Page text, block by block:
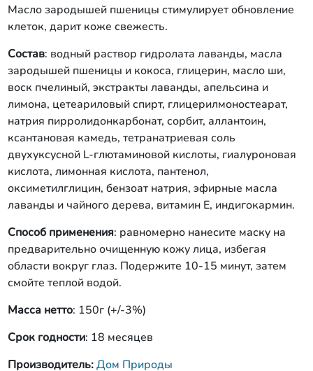
Масло зародышей пшеницы стимулирует обновление
клеток, дарит коже свежесть.
Состав: водный раствор гидролата лаванды, масла
зародышей пшеницы и кокоса, глицерин, масло ши,
воск пчелиный, экстракты лаванды, апельсина и
лимона, цетеариловый спирт, глицерилмоностеарат,
натрия пирролидонкарбонат, сорбит, аллантоин,
ксантановая камедь, тетранатриевая соль
двухуксусной L-глютаминовой кислоты, гиалуроновая
кислота, лимонная кислота, пантенол,
оксиметилглицин, бензоат натрия, эфирные масла
лаванды и чайного дерева, витамин Е, индигокармин.
Способ применения: равномерно нанесите маску на
предварительно очищенную кожу лица, избегая
области вокруг глаз. Подержите 10-15 минут, затем
смойте теплой водой.
Масса нетто: 150г (+/-3%)
Срок годности: 18 месяцев
Производитель:Дом Природы